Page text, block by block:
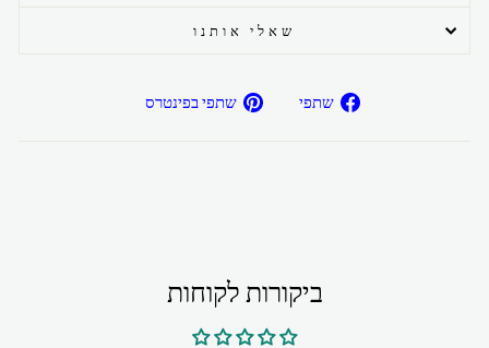
שאלי אותנו
שתפי
שתפ/י שתפי בפינטרס
ביקורות לקוחות